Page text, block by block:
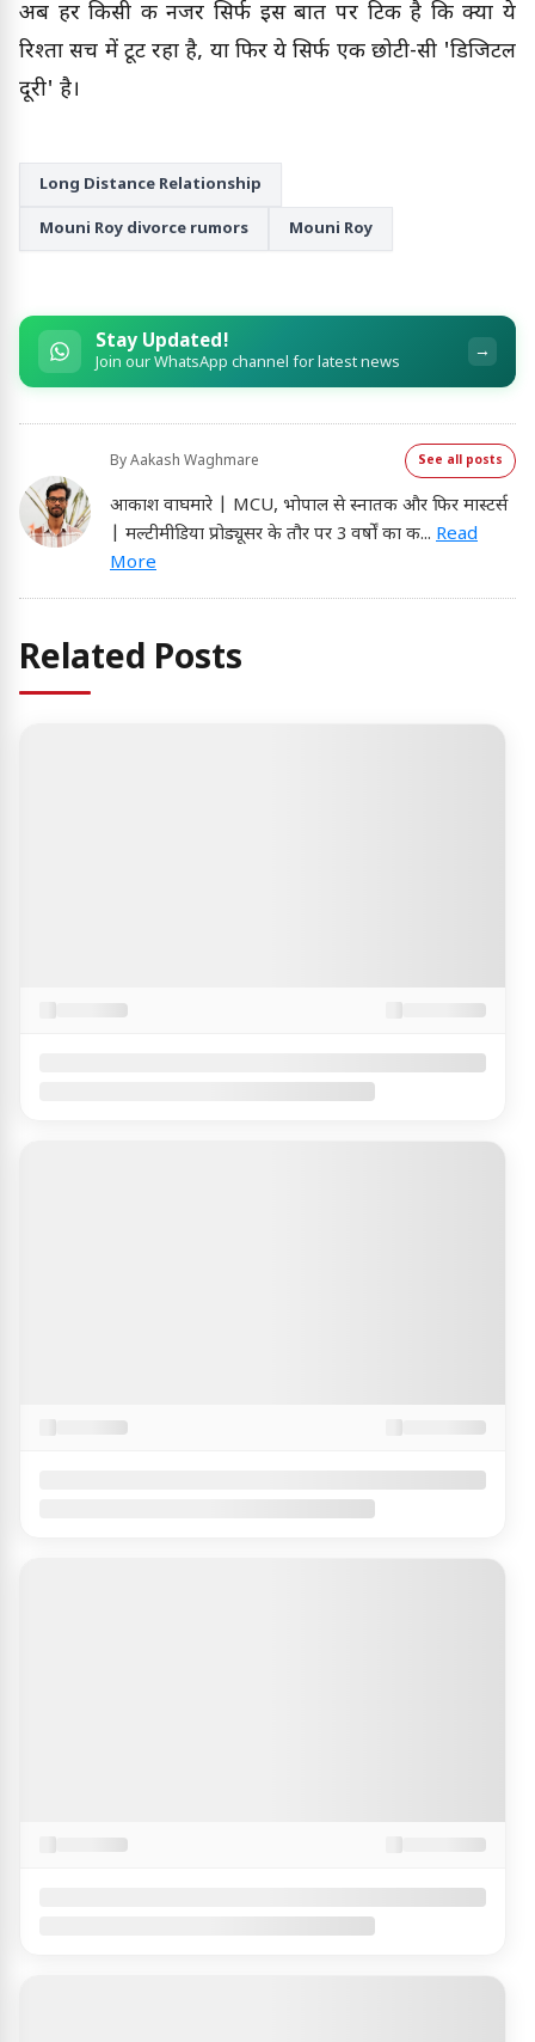
अब हर किसी की नजर सिर्फ इस बात पर टिकी है कि क्या ये
रिश्ता सच में टूट रहा है, या फिर ये सिर्फ एक छोटी-सी 'डिजिटल
दूरी' है।
Long Distance Relationship
Mouni Roy divorce rumors Mouni Roy
Stay Updated!
Join our WhatsApp channel for latest news →
ByAakash Waghmare See all posts
आकाश वाघमारे | MCU, भोपाल से स्नातक और फिर मास्टर्स
| मल्टीमीडिया प्रोड्यूसर के तौर पर 3 वर्षों का क... Read
More
Related Posts